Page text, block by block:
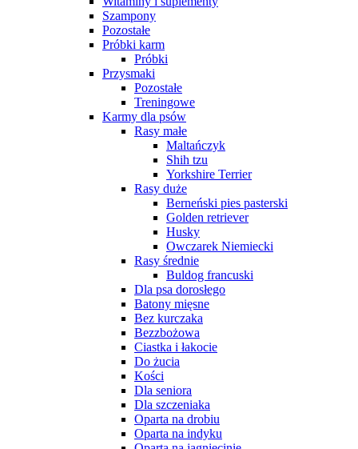
Szampony
Pozostałe
Próbki karm
Próbki
Przysmaki
Pozostałe
Treningowe
Karmy dla psów
Rasy małe
Maltańczyk
Shih tzu
Yorkshire Terrier
Rasy duże
Berneński pies pasterski
Golden retriever
Husky
Owczarek Niemiecki
Rasy średnie
Buldog francuski
Dla psa dorosłego
Batony mięsne
Bez kurczaka
Bezzbożowa
Ciastka i łakocie
Do żucia
Kości
Dla seniora
Dla szczeniaka
Oparta na drobiu
Oparta na indyku